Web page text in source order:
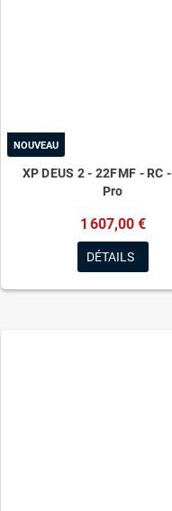
NOUVEAU
XP DEUS 2 - 22FMF - RC
Pro
1 607,00 €
DÉTAILS